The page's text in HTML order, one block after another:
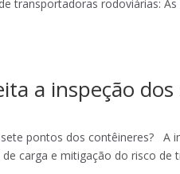
transportadoras rodoviárias:
a inspeção
pontos dos contêineres? A
carga e mitigação do risco